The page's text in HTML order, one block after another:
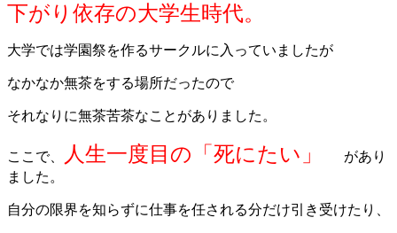
下がり依存の大学生時代。
大学では学園祭を作るサークルに入っていましたが
なかなか無茶をする場所だったので
それなりに無茶苦茶なことがありました。
ここで、 人生一度目の「死にたい」
があり
ました。
自分の限界を知らずに仕事を任される分だけ引き受けたり、